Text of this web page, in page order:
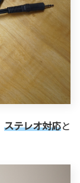
ステレオ対応と